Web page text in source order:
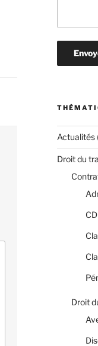
Actualités
Droit du
Droit